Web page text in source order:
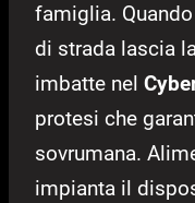
famiglia.
di strada lascia
imbatte nel
protesi che
sovrumana.
impianta il